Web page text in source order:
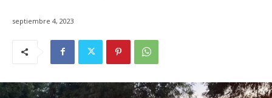
septiembre 4, 2023